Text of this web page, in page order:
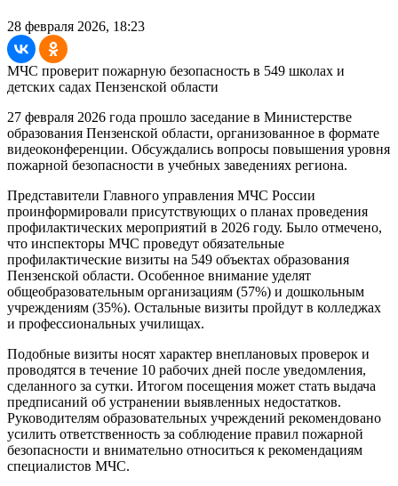
28 февраля 2026, 18:23
МЧС проверит пожарную безопасность в 549 школах и
детских садах Пензенской области
27 февраля 2026 года прошло заседание в Министерстве
образования Пензенской области, организованное в формате
видеоконференции. Обсуждались вопросы повышения уровня
пожарной безопасности в учебных заведениях региона.
Представители Главного управления МЧС России
проинформировали присутствующих о планах проведения
профилактических мероприятий в 2026 году. Было отмечено,
что инспекторы МЧС проведут обязательные
профилактические визиты на 549 объектах образования
Пензенской области. Особенное внимание уделят
общеобразовательным организациям (57%) и дошкольным
учреждениям (35%). Остальные визиты пройдут в колледжах
и профессиональных училищах.
Подобные визиты носят характер внеплановых проверок и
проводятся в течение 10 рабочих дней после уведомления,
сделанного за сутки. Итогом посещения может стать выдача
предписаний об устранении выявленных недостатков.
Руководителям образовательных учреждений рекомендовано
усилить ответственность за соблюдение правил пожарной
безопасности и внимательно относиться к рекомендациям
специалистов МЧС.